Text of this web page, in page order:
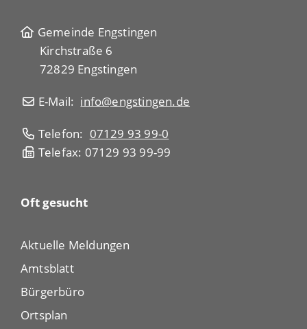
Gemeinde Engstingen
Kirchstraße 6
72829 Engstingen
E-Mail: info@engstingen.de
Telefon: 07129 93 99-0
Telefax: 07129 93 99-99
Oft gesucht
Aktuelle Meldungen
Amtsblatt
Bürgerbüro
Ortsplan